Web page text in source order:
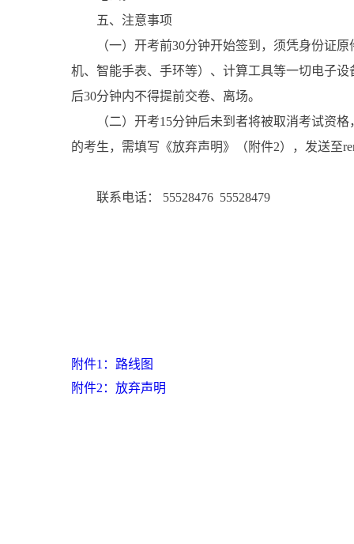
五、注意事项
（一）开考前30分钟开始签到，须凭身份证
机、智能手表、手环等）、计算工具等一切电子
后30分钟内不得提前交卷、离场。
（二）开考15分钟后未到者将被取消考试资
的考生，需填写《放弃声明》（附件2），发送至
联系电话： 55528476 55528479
附件1：路线图
附件2：放弃声明